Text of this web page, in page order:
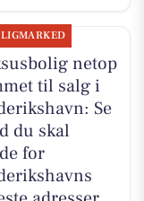
netop
til salg i
Se
du skal
for